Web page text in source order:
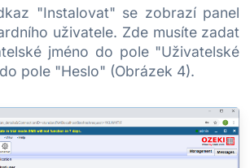
"Instalovat" se zobrazí panel
uživatele. Zde musíte zadat
jméno do pole "Uživatelské
pole "Heslo" (Obrázek 4).